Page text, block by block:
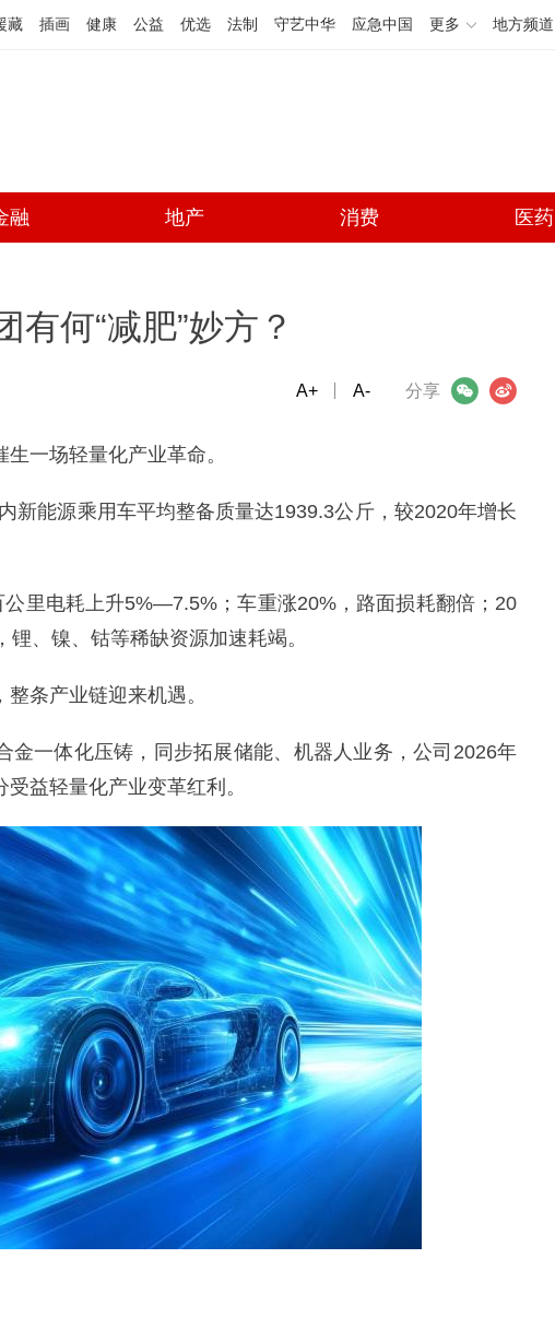
藏 插画 健康 公益 优选 法制 守艺中华 应急中国 更多 地方频道
融 地产 消费 医药
有何“减肥”妙方？
分享
微信 微博
A+ A-
一场轻量化产业革命。
能源乘用车平均整备质量达1939.3公斤，较2020年增长
里电耗上升5%—7.5%；车重涨20%，路面损耗翻倍；20
、镍、钴等稀缺资源加速耗竭。
条产业链迎来机遇。
金一体化压铸，同步拓展储能、机器人业务，公司2026年
益轻量化产业变革红利。